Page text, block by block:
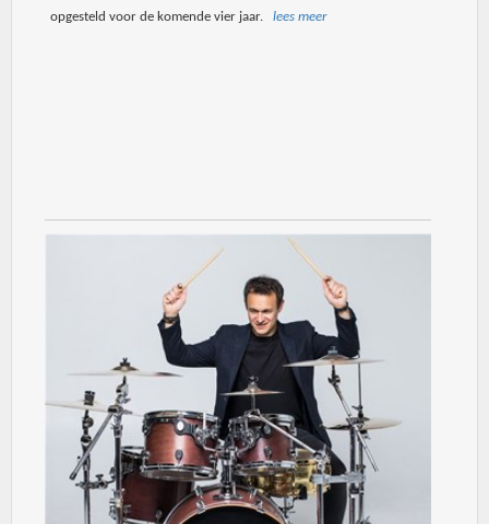
opgesteld voor de komende vier jaar. lees meer